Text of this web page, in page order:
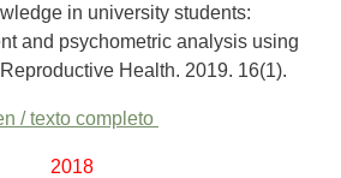
in university students:
and psychometric analysis using
Reproductive Health. 2019. 16(1).
/ texto completo
2018